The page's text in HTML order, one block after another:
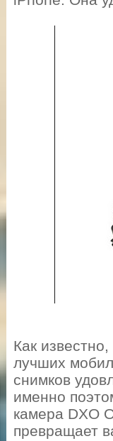
Как
лучших
снимков
именно
камера DXO
превращает